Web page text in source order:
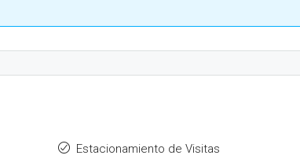
Estacionamiento de Visitas